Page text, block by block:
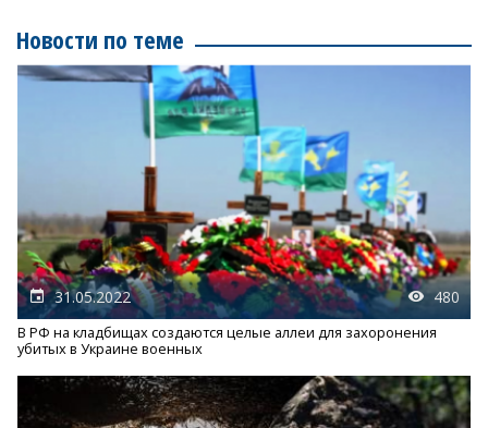
Новости по теме
31.05.2022 480
В РФ на кладбищах создаются целые аллеи для захоронения
убитых в Украине военных